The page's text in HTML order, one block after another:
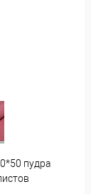
пудра